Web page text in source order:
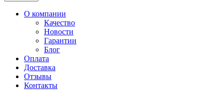
О компании
Качество
Новости
Гарантии
Блог
Оплата
Доставка
Отзывы
Контакты